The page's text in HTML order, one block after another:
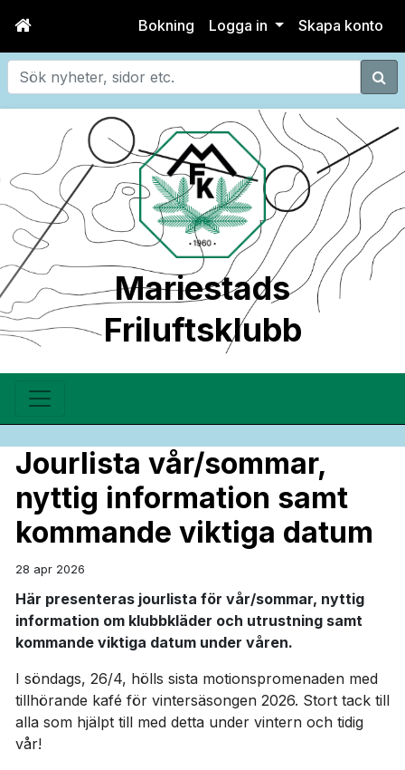
Bokning Logga in Skapa konto
Sök
Mariestads
Friluftsklubb
Jourlista vår/sommar,
nyttig information samt
kommande viktiga datum
28 apr 2026
Här presenteras jourlista för vår/sommar, nyttig
information om klubbkläder och utrustning samt
kommande viktiga datum under våren.
I söndags, 26/4, hölls sista motionspromenaden med
tillhörande kafé för vintersäsongen 2026. Stort tack till
alla som hjälpt till med detta under vintern och tidig
vår!